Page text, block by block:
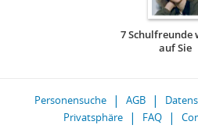
7 Schulfreunde
auf Sie
Personensuche AGB
Privatsphäre
FAQ